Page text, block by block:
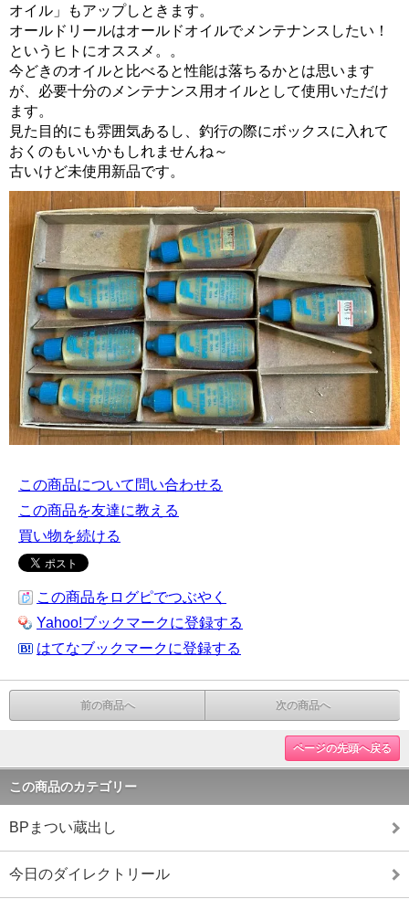
オイル」もアップしときます。
オールドリールはオールドオイルでメンテナンスしたい！
というヒトにオススメ。。
今どきのオイルと比べると性能は落ちるかとは思います
が、必要十分のメンテナンス用オイルとして使用いただけ
ます。
見た目的にも雰囲気あるし、釣行の際にボックスに入れて
おくのもいいかもしれませんね～
古いけど未使用新品です。
この商品について問い合わせる
この商品を友達に教える
買い物を続ける
この商品をログピでつぶやく
Yahoo!ブックマークに登録する
はてなブックマークに登録する
前の商品へ 次の商品へ
ページの先頭へ戻る
この商品のカテゴリー
BPまつい蔵出し
今日のダイレクトリール